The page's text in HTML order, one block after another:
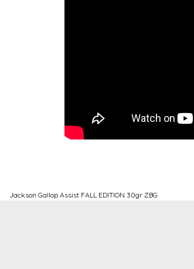
Jackson Gallop Assist FALL EDITION 30gr ZBG